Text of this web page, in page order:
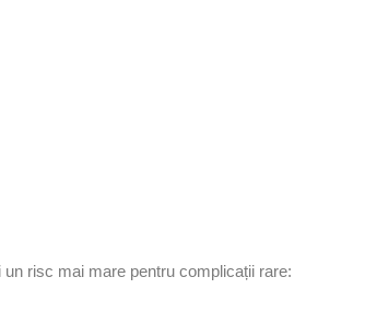
risc mai mare pentru complicații rare: